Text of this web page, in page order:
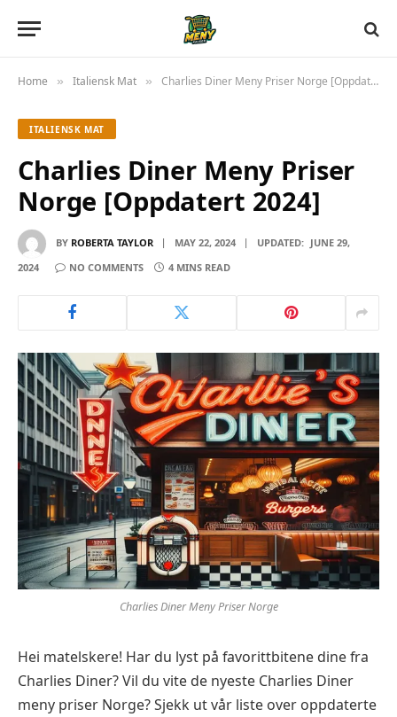
Home » Italiensk Mat » Charlies Diner Meny Priser Norge [Oppdatert 2024]
ITALIENSK MAT
Charlies Diner Meny Priser
Norge [Oppdatert 2024]
BY ROBERTA TAYLOR MAY 22, 2024 UPDATED: JUNE 29,
2024
NO COMMENTS 4 MINS READ
Charlies Diner Meny Priser Norge
Hei matelskere! Har du lyst på favorittbitene dine fra
Charlies Diner? Vil du vite de nyeste Charlies Diner
meny priser Norge? Sjekk ut vår liste over oppdaterte